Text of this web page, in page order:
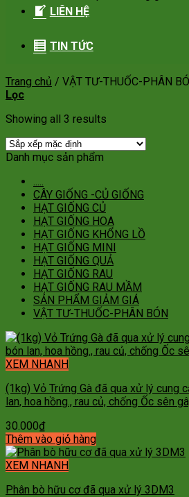
LIÊN HỆ
TIN TỨC
Trang chủ / VẬT TƯ-THUỐC-PHÂN
Lọc
Showing all 3 results
Danh mục sản phẩm
.....
CÂY GIỐNG -CỦ GIỐNG
HẠT GIỐNG CỦ
HẠT GIỐNG HOA
HẠT GIỐNG KHỔNG LỒ
HẠT GIỐNG MINI
HẠT GIỐNG QUẢ
HẠT GIỐNG RAU
HẠT GIỐNG RAU MẦM
SẢN PHẨM GIẢM GIÁ
VẬT TƯ-THUỐC-PHÂN BÓN
XEM NHANH
(1kg) Vỏ Trứng Gà đã qua xử lý cung
lan, hoa hồng., rau củ, chống Ốc sên
30.000₫
Thêm vào giỏ hàng
XEM NHANH
Phân bò hữu cơ đã qua xử lý 3DM3